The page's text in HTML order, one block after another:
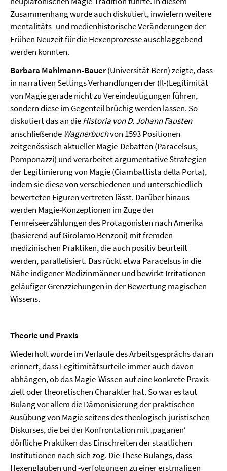
Zusammenhang wurde auch diskutiert, inwiefern weitere
mentalitäts- und medienhistorische Veränderungen der
Frühen Neuzeit für die Hexenprozesse auschlaggebend
werden konnten.
Barbara Mahlmann-Bauer(Universität Bern) zeigte, dass
in narrativen Settings Verhandlungen der (Il-)Legitimität
von Magie gerade nicht zu Vereindeutigungen führen,
sondern diese im Gegenteil brüchig werden lassen. So
diskutiert das an dieHistoria von D. Johann Fausten
anschließende Wagnerbuchvon 1593 Positionen
zeitgenössisch aktueller Magie-Debatten (Paracelsus,
Pomponazzi) und verarbeitet argumentative Strategien
der Legitimierung von Magie (Giambattista della Porta),
indem sie diese von verschiedenen und unterschiedlich
bewerteten Figuren vertreten lässt. Darüber hinaus
werden Magie-Konzeptionen im Zuge der
Fernreiseerzählungen des Protagonisten nach Amerika
(basierend auf Girolamo Benzoni) mit fremden
medizinischen Praktiken, die auch positiv beurteilt
werden, parallelisiert. Das rückt etwa Paracelsus in die
Nähe indigener Medizinmänner und bewirkt Irritationen
geläufiger Grenzziehungen in der Bewertung magischen
Wissens.
Theorie und Praxis
Wiederholt wurde im Verlaufe des Arbeitsgesprächs daran
erinnert, dass Legitimitätsurteile immer auch davon
abhängen, ob das Magie-Wissen auf eine konkrete Praxis
zielt oder theoretischen Charakter hat. So war es laut
Bulang vor allem die Dämonisierung der praktischen
Ausübung von Magie seitens des theologisch-juristischen
Diskurses, die bei der Konfrontation mit ‚paganen‘
dörfliche Praktiken das Einschreiten der staatlichen
Institutionen nach sich zog. Die These Bulangs, dass
Hexenglauben und -verfolgungen zu einer erstmaligen